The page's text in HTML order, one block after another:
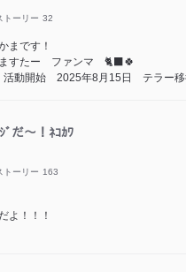
トーリー 32
まです！
すたー ファンマ 🐈‍⬛🍀
動開始 2025年8月15日 テラー移
くしてくださる方々″のみ″になって
の人フォローするかも
すきな人が描いてくれましたありが
ﾞだ〜！ﾈｺｶﾜ
トーリー 163
よ！！！